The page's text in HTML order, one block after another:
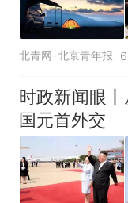
北青网-北京青年报
时政新闻眼
国元首外交